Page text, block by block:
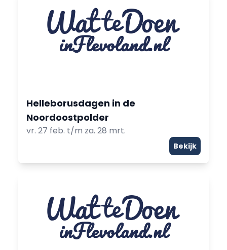
Helleborusdagen in de
Noordoostpolder
vr. 27 feb. t/m za. 28 mrt.
Bekijk